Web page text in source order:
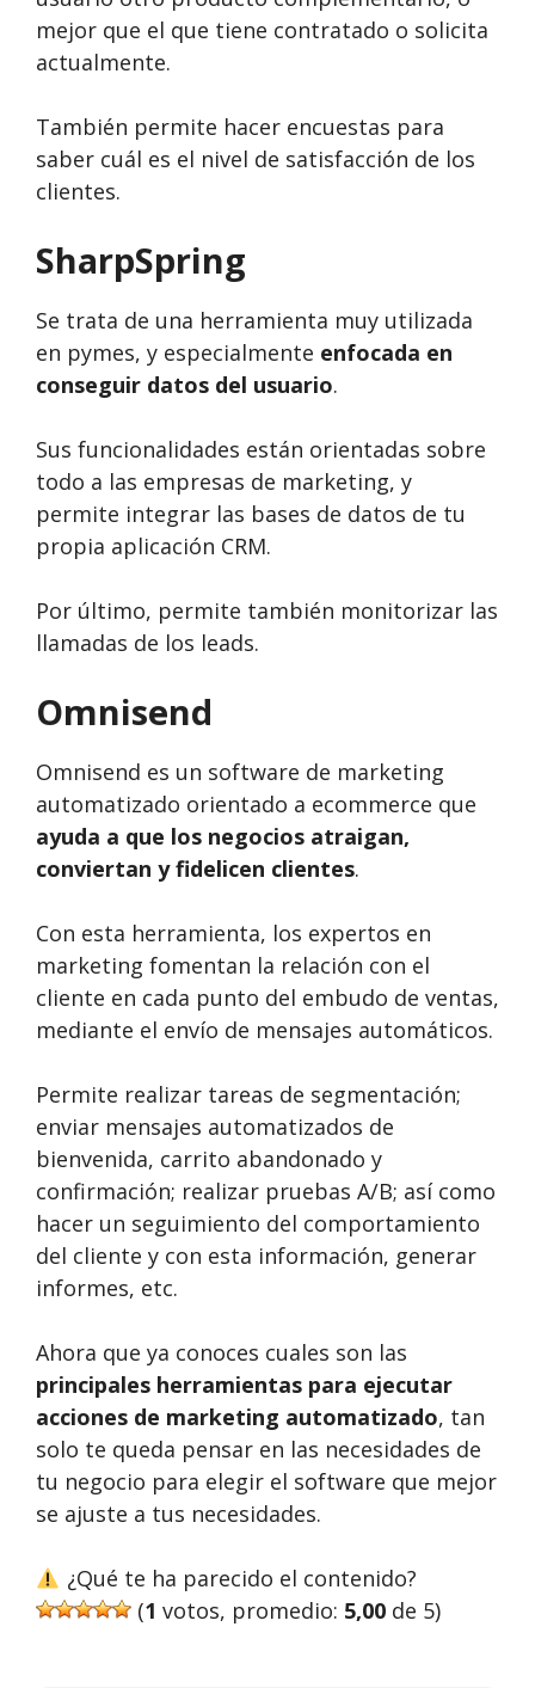
mejor que el que tiene contratado o solicita
actualmente.
También permite hacer encuestas para
saber cuál es el nivel de satisfacción de los
clientes.
SharpSpring
Se trata de una herramienta muy utilizada
en pymes, y especialmente enfocada en
conseguir datos del usuario.
Sus funcionalidades están orientadas sobre
todo a las empresas de marketing, y
permite integrar las bases de datos de tu
propia aplicación CRM.
Por último, permite también monitorizar las
llamadas de los leads.
Omnisend
Omnisend es un software de marketing
automatizado orientado a ecommerce que
ayuda a que los negocios atraigan,
conviertan y fidelicen clientes.
Con esta herramienta, los expertos en
marketing fomentan la relación con el
cliente en cada punto del embudo de ventas,
mediante el envío de mensajes automáticos.
Permite realizar tareas de segmentación;
enviar mensajes automatizados de
bienvenida, carrito abandonado y
confirmación; realizar pruebas A/B; así como
hacer un seguimiento del comportamiento
del cliente y con esta información, generar
informes, etc.
Ahora que ya conoces cuales son las
principales herramientas para ejecutar
acciones de marketing automatizado, tan
solo te queda pensar en las necesidades de
tu negocio para elegir el software que mejor
se ajuste a tus necesidades.
¿Qué te ha parecido el contenido?
(1 votos, promedio: 5,00 de 5)